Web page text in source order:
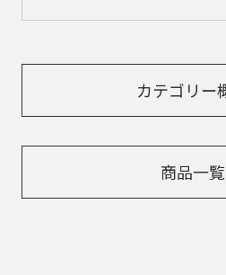
カテゴリー
商品一